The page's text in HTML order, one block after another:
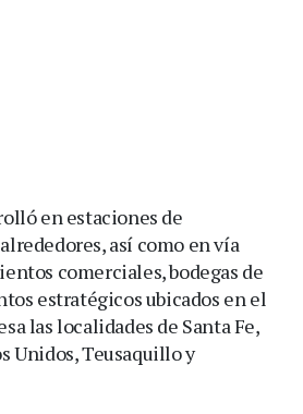
en estaciones de
así como en vía
comerciales, bodegas de
estratégicos ubicados en el
las localidades de Santa Fe,
Unidos, Teusaquillo y